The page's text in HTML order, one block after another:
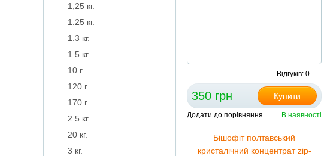
1,25 кг.
1.25 кг.
1.3 кг.
1.5 кг.
10 г.
120 г.
170 г.
2.5 кг.
20 кг.
3 кг.
Відгуків: 0
350 грн Купити
Додати до порівняння В наявності
Бішофіт полтавський
кристалічний концентрат zip-